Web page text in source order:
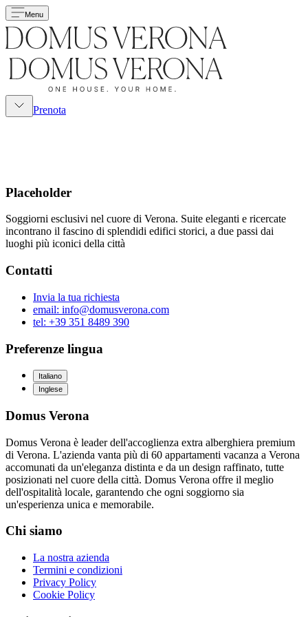
Menu
Prenota
Placeholder
Soggiorni esclusivi nel cuore di Verona. Suite eleganti e ricercate
incontrano il fascino di splendidi edifici storici, a due passi dai
luoghi più iconici della città
Contatti
Invia la tua richiesta
email: info@domusverona.com
tel: +39 351 8489 390
Preferenze lingua
Italiano
Inglese
Domus Verona
Domus Verona è leader dell'accoglienza extra alberghiera premium
di Verona. L'azienda vanta più di 60 appartamenti vacanza a Verona
accomunati da un'eleganza distinta e da un design raffinato, tutte
posizionati nel cuore della città. Domus Verona offre il meglio
dell'ospitalità locale, garantendo che ogni soggiorno sia
un'esperienza unica e memorabile.
Chi siamo
La nostra azienda
Termini e condizioni
Privacy Policy
Cookie Policy